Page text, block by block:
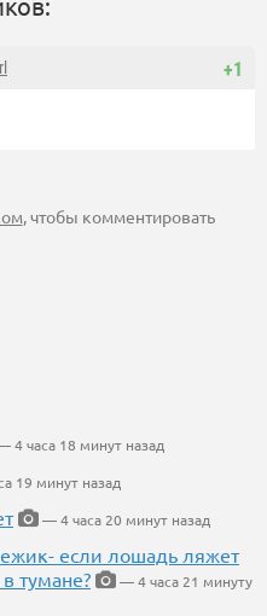
+1
, чтобы комментировать
4 часа 18 минут назад
19 минут назад
— 4 часа 20 минут назад
если лошадь ляжет
тумане?
— 4 часа 21 минуту